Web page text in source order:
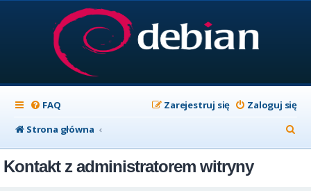
FAQ Zaloguj się
Zarejestruj się
Strona główna
z
Kontakt z administratorem witryny